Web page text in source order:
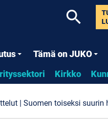
Tämä on JUKO
Kirkko
search
| Suomen toiseksi